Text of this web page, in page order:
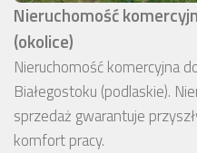
Nieruchomość
(okolice)
Nieruchomość komercyjna
Białegostoku (podlaskie).
sprzedaż gwarantuje
komfort pracy.